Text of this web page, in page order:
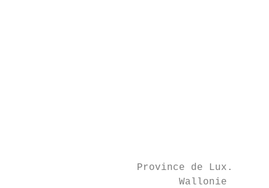
Province de Lux.
Wallonie